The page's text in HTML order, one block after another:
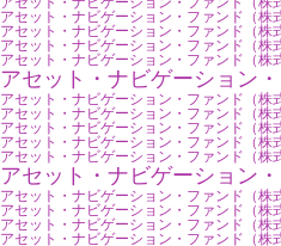
アセット・ナビゲーション・ファンド（株
アセット・ナビゲーション・ファンド（株
アセット・ナビゲーション・ファンド（株
アセット・ナビゲーション・ファンド（株
アセット・ナビゲーション
アセット・ナビゲーション・ファンド（株
アセット・ナビゲーション・ファンド（株
アセット・ナビゲーション・ファンド（株
アセット・ナビゲーション・ファンド（株
アセット・ナビゲーション・ファンド（株
アセット・ナビゲーション
アセット・ナビゲーション・ファンド（株
アセット・ナビゲーション・ファンド（株
アセット・ナビゲーション・ファンド（株
アセット・ナビゲーション・ファンド（株